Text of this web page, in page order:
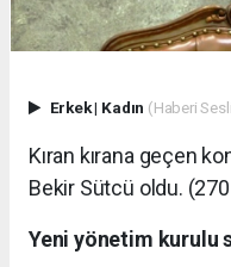
Erkek| Kadın (Haberi
Kıran kırana geçen
Bekir Sütcü oldu.
Yeni yönetim kurulu